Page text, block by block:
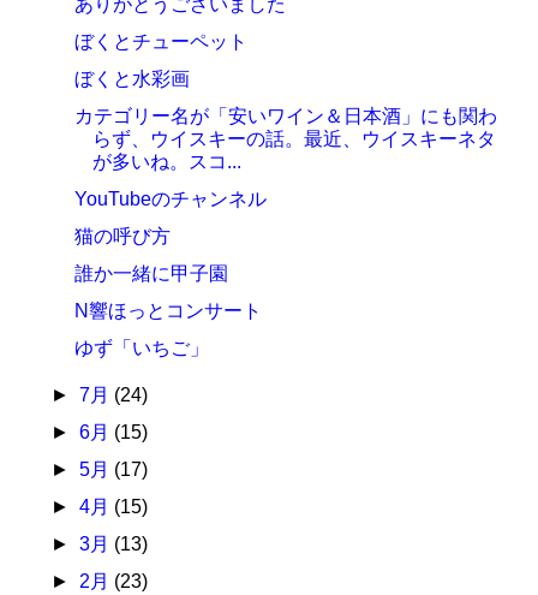
ありがとうございました
ぼくとチューペット
ぼくと水彩画
カテゴリー名が「安いワイン＆日本酒」にも関わ
らず、ウイスキーの話。最近、ウイスキーネタ
が多いね。スコ...
YouTubeのチャンネル
猫の呼び方
誰か一緒に甲子園
N響ほっとコンサート
ゆず「いちご」
► 7月 (24)
► 6月 (15)
► 5月 (17)
► 4月 (15)
► 3月 (13)
► 2月 (23)